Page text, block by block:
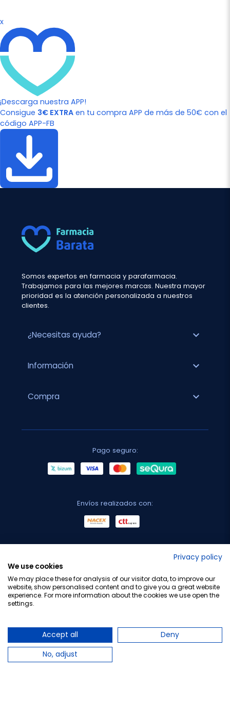
x
¡Descarga nuestra APP!
Consigue 3€ EXTRA en tu compra APP de más de 50€ con el
código APP-FB
Somos expertos en farmacia y parafarmacia.
Trabajamos para las mejores marcas. Nuestra mayor
prioridad es la atención personalizada a nuestros
clientes.
¿Necesitas ayuda? expand_more
Información expand_more
Compra expand_more
Pago seguro:
Envíos realizados con:
Privacy policy
We use cookies
We may place these for analysis of our visitor data, to improve our
website, show personalised content and to give you a great website
experience. For more information about the cookies we use open the
settings.
Accept all
Deny
No, adjust